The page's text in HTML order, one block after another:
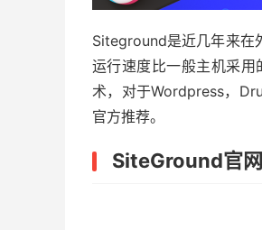
Siteground是近几年来在
运行速度比一般主机采
术，对于Wordpress，
官方推荐。
SiteGround官网